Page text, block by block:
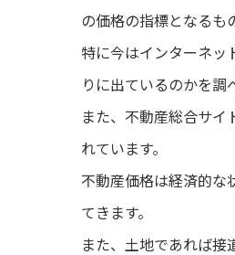
の価格の指標となるも
特に今はインターネッ
りに出ているのかを調
また、不動産総合サ
れています。
不動産価格は経済的な
てきます。
また、土地であれば